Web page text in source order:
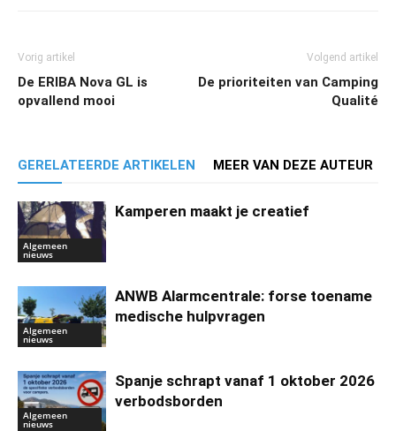
Vorig artikel
De ERIBA Nova GL is
opvallend mooi
Volgend artikel
De prioriteiten van Camping
Qualité
GERELATEERDE ARTIKELEN MEER VAN DEZE AUTEUR
Algemeen
nieuws
Kamperen maakt je creatief
Algemeen
nieuws
ANWB Alarmcentrale: forse toename
medische hulpvragen
Algemeen
nieuws
Spanje schrapt vanaf 1 oktober 2026
verbodsborden